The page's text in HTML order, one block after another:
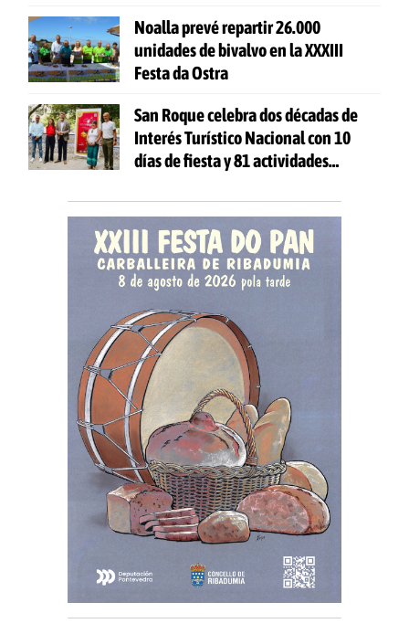
Noalla prevé repartir 26.000
unidades de bivalvo en la XXXIII
Festa da Ostra
San Roque celebra dos décadas de
Interés Turístico Nacional con 10
días de fiesta y 81 actividades